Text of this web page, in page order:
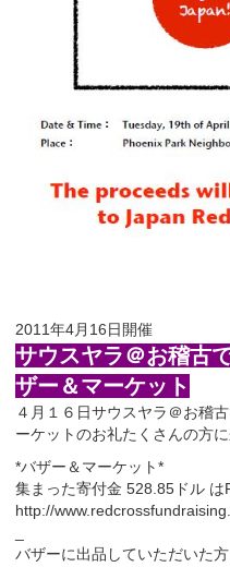
2011年4月16日開催
サウスヤラ＠お稽古
ザー＆マーケット
４月１６日サウスヤラ＠お稽
ーケットのお礼たくさんの方
*バザー＆マーケット*
集まった寄付金 528.85ドル は
http://
バザーに出品していただいた